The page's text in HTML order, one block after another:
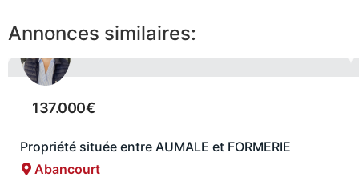
Annonces similaires:
137.000€
Propriété située entre AUMALE et FORMERIE
Abancourt